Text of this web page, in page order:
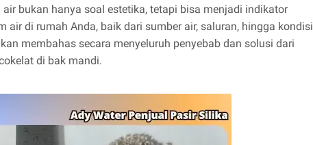
air bukan hanya soal estetika, tetapi bisa menjadi indikator
air di rumah Anda, baik dari sumber air, saluran, hingga kondisi
membahas secara menyeluruh penyebab dan solusi dari
di bak mandi.